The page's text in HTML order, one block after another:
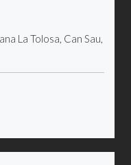
La Tolosa, Can Sau,